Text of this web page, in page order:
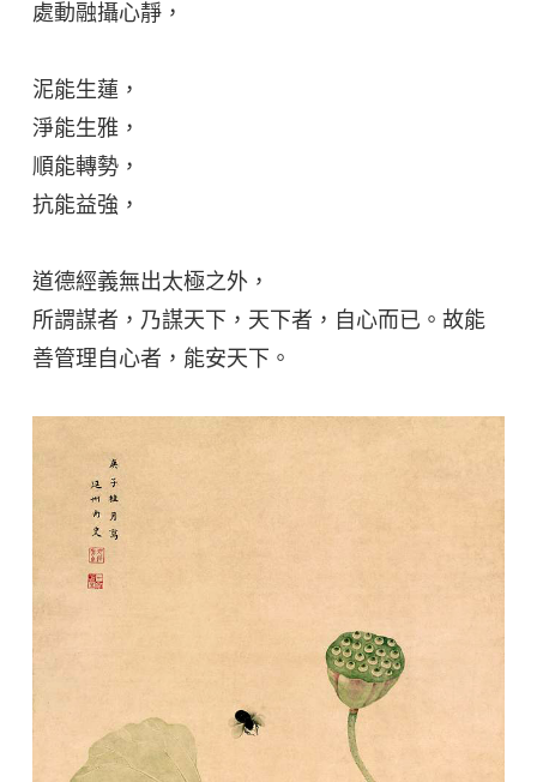
處動融攝心靜，
泥能生蓮，
淨能生雅，
順能轉勢，
抗能益強，
道德經義無出太極之外，
所謂謀者，乃謀天下，天下者，自心而已。故能
善管理自心者，能安天下。